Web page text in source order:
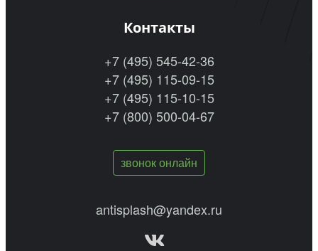
Контакты
+7 (495) 545-42-36
+7 (495) 115-09-15
+7 (495) 115-10-15
+7 (800) 500-04-67
звонок онлайн
antisplash@yandex.ru